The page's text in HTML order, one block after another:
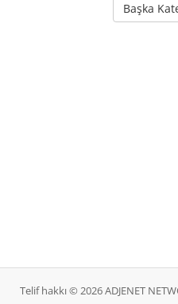
Başka
Telif hakkı © 2026 ADJENET